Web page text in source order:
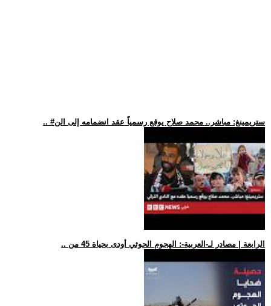
.. #ستريمينغ: مباشر.. محمد صلاح يوقع رسمياً عقد انضمامه إلى الن
.. الرابعة | مصادر لـ-العربية-: الهجوم الحوثي أودى بحياة 45 من